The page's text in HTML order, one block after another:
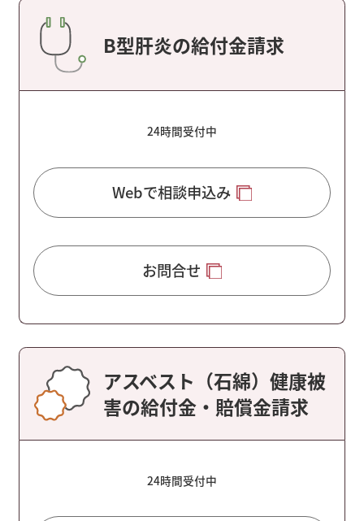
B型肝炎の給付金請求
24時間受付中
Webで相談申込み
お問合せ
アスベスト（石綿）健康被
害の給付金・賠償金請求
24時間受付中